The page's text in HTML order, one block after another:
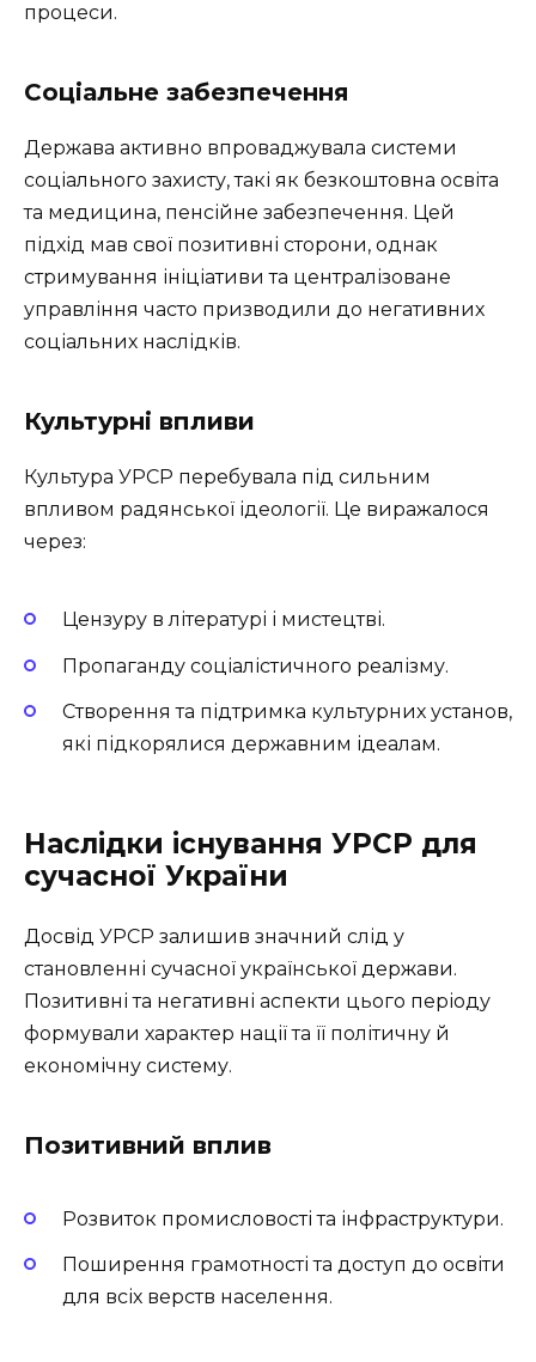
процеси.
Соціальне забезпечення
Держава активно впроваджувала системи
соціального захисту, такі як безкоштовна освіта
та медицина, пенсійне забезпечення. Цей
підхід мав свої позитивні сторони, однак
стримування ініціативи та централізоване
управління часто призводили до негативних
соціальних наслідків.
Культурні впливи
Культура УРСР перебувала під сильним
впливом радянської ідеології. Це виражалося
через:
Цензуру в літературі і мистецтві.
Пропаганду соціалістичного реалізму.
Створення та підтримка культурних установ,
які підкорялися державним ідеалам.
Наслідки існування УРСР для
сучасної України
Досвід УРСР залишив значний слід у
становленні сучасної української держави.
Позитивні та негативні аспекти цього періоду
формували характер нації та її політичну й
економічну систему.
Позитивний вплив
Розвиток промисловості та інфраструктури.
Поширення грамотності та доступ до освіти
для всіх верств населення.